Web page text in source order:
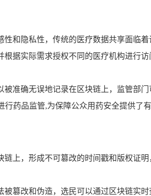
和隐私性，传统的医疗数据共享面临
据实际需求授权不同的医疗机构进行
准确无误地记录在区块链上，监管部
药品监管,为保障公众用药安全提供了有
上，形成不可篡改的时间戳和版权证
篡改和伪造，选民可以通过区块链实